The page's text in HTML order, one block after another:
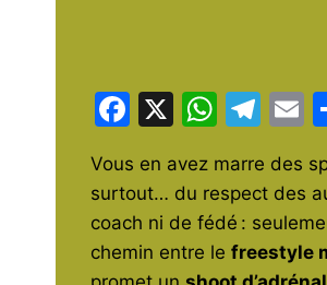
F
c
e
b
X
W
at
s
A
T
e
gr
a
E
l
Vous en avez marre des
surtout… du respect des
coach ni de fédé :
chemin entre le freestyle